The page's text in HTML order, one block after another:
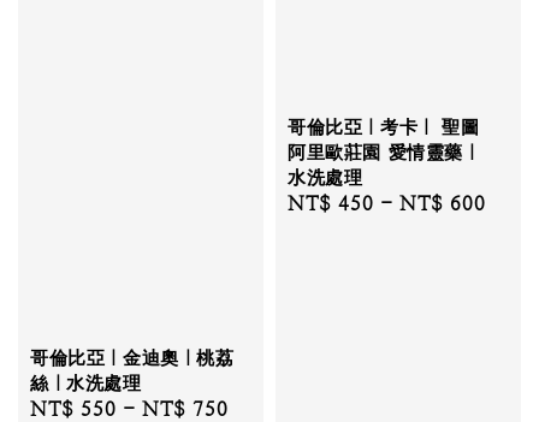
哥倫比亞｜金迪奧｜桃荔
絲｜水洗處理
Regular
NT$ 550 -NT$ 750
哥倫比亞｜考卡｜ 聖圖
阿里歐莊園 愛情靈藥｜
水洗處理
Regular
NT$ 450 -NT$ 600